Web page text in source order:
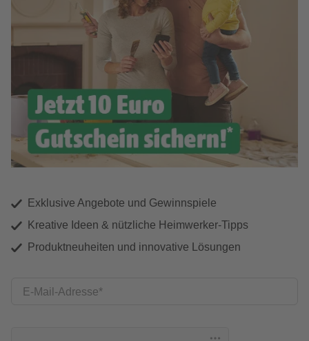
Exklusive Angebote und Gewinnspiele
Kreative Ideen & nützliche Heimwerker-Tipps
Produktneuheiten und innovative Lösungen
E-Mail-Adresse